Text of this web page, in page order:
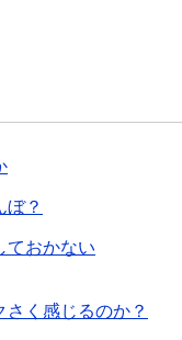
ぼ？
ておかない
く感じるのか？